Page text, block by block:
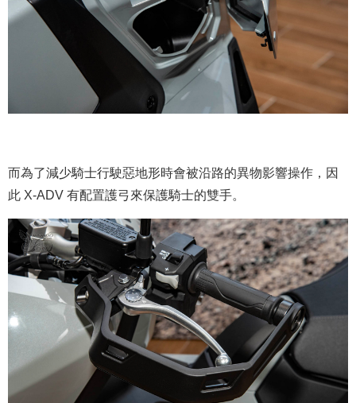
而為了減少騎士行駛惡地形時會被沿路的異物影響操作，因
此 X-ADV 有配置護弓來保護騎士的雙手。